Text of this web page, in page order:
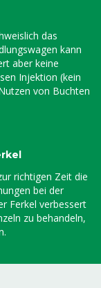
das
kann
aber keine
Injektion (kein
von Buchten
richtigen Zeit die
bei der
Ferkel verbessert
zu behandeln,